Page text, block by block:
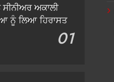
ਅਕਾਲੀ
ਨੂੰ ਲਿਆ ਹਿਰਾਸਤ
01